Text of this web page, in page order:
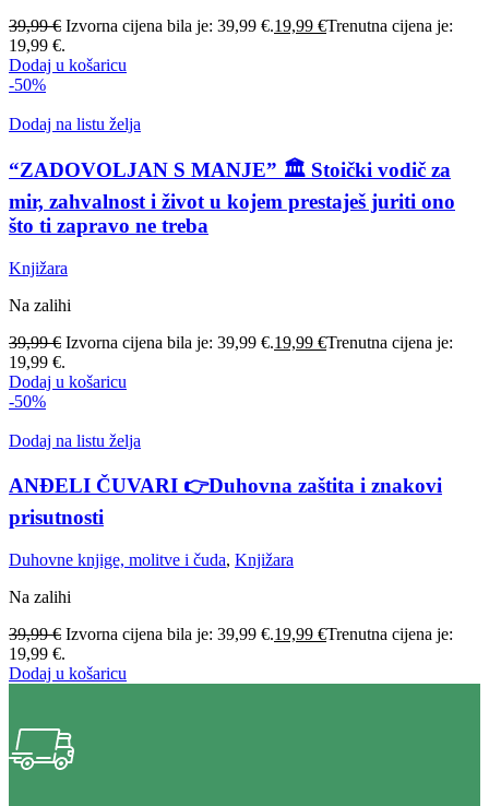
39,99€ Izvorna cijena bila je: 39,99 €.19,99 €Trenutna cijena je:
19,99 €.
Dodaj u košaricu
-50%
Dodaj na listu želja
“ZADOVOLJAN S MANJE” 🏛️ Stoički vodič za
mir, zahvalnost i život u kojem prestaješ juriti ono
što ti zapravo ne treba
Knjižara
Na zalihi
39,99€ Izvorna cijena bila je: 39,99 €.19,99 €Trenutna cijena je:
19,99 €.
Dodaj u košaricu
-50%
Dodaj na listu želja
ANĐELI ČUVARI 👉Duhovna zaštita i znakovi
prisutnosti
Duhovne knjige, molitve i čuda, Knjižara
Na zalihi
39,99€ Izvorna cijena bila je: 39,99 €.19,99 €Trenutna cijena je:
19,99 €.
Dodaj u košaricu